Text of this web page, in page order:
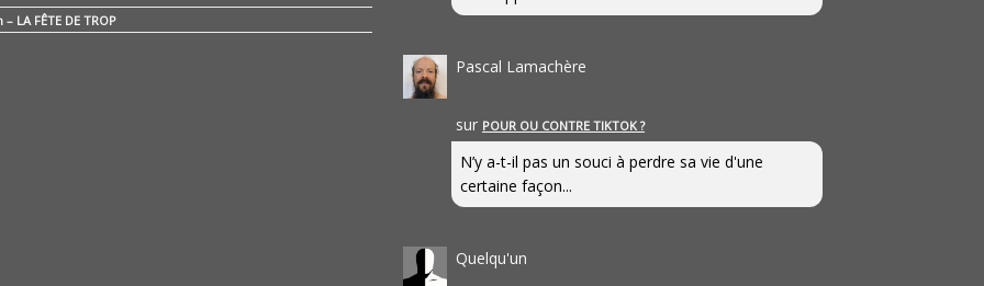
LA FÊTE DE TROP
Pascal Lamachère
sur POUR OU CONTRE TIKTOK ?
N’y a-t-il pas un souci à perdre sa vie d'une
certaine façon...
Quelqu'un